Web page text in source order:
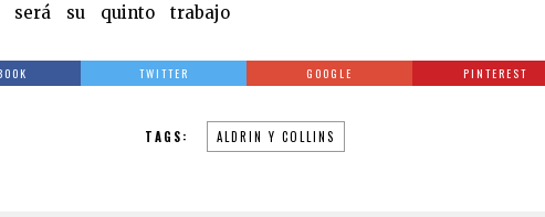
será su quinto trabajo
TWITTER GOOGLE PINTEREST
TAGS: ALDRIN Y COLLINS